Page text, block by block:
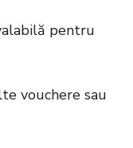
pentru
vouchere sau